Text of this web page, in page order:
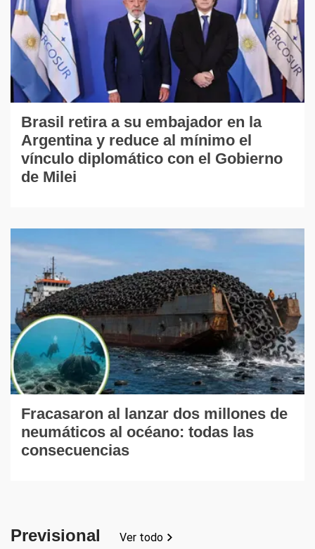
Brasil retira a su embajador en la
Argentina y reduce al mínimo el
vínculo diplomático con el Gobierno
de Milei
Fracasaron al lanzar dos millones de
neumáticos al océano: todas las
consecuencias
Previsional Ver todo